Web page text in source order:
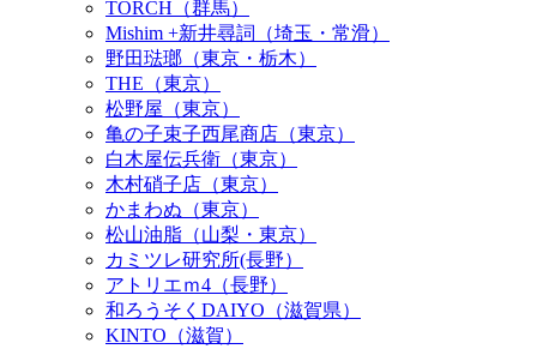
TORCH（群馬）
Mishim +新井尋詞（埼玉・常滑）
野田琺瑯（東京・栃木）
THE（東京）
松野屋（東京）
亀の子束子西尾商店（東京）
白木屋伝兵衛（東京）
木村硝子店（東京）
かまわぬ（東京）
松山油脂（山梨・東京）
カミツレ研究所(長野）
アトリエｍ4（長野）
和ろうそくDAIYO（滋賀県）
KINTO（滋賀）